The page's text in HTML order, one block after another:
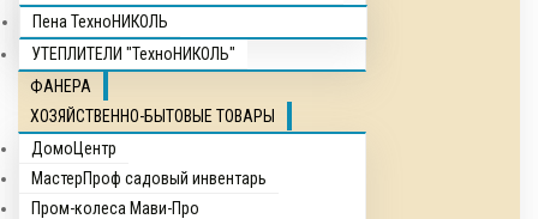
Пена ТехноНИКОЛЬ
УТЕПЛИТЕЛИ "ТехноНИКОЛЬ"
ФАНЕРА
ХОЗЯЙСТВЕННО-БЫТОВЫЕ ТОВАРЫ
ДомоЦентр
МастерПроф садовый инвентарь
Пром-колеса Мави-Про